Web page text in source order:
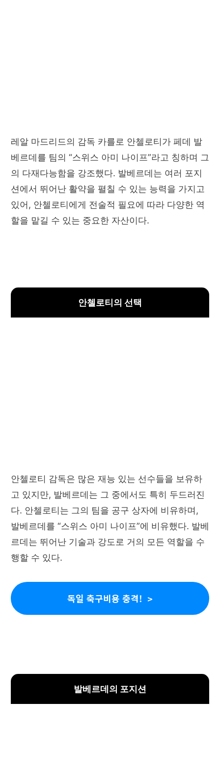
레알 마드리드의 감독 카를로 안첼로티가 페데 발
베르데를 팀의 “스위스 아미 나이프”라고 칭하며 그
의 다재다능함을 강조했다. 발베르데는 여러 포지
션에서 뛰어난 활약을 펼칠 수 있는 능력을 가지고
있어, 안첼로티에게 전술적 필요에 따라 다양한 역
할을 맡길 수 있는 중요한 자산이다.
안첼로티의 선택
안첼로티 감독은 많은 재능 있는 선수들을 보유하
고 있지만, 발베르데는 그 중에서도 특히 두드러진
다. 안첼로티는 그의 팀을 공구 상자에 비유하며,
발베르데를 “스위스 아미 나이프”에 비유했다. 발베
르데는 뛰어난 기술과 강도로 거의 모든 역할을 수
행할 수 있다.
독일 축구비용 충격!
발베르데의 포지션